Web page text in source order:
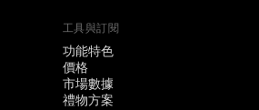
工具與訂閱
功能特色
價格
市場數據
禮物方案